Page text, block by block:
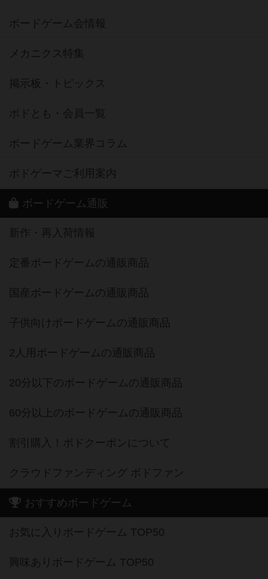
ボードゲーム会情報
メカニクス特集
掲示板・トピックス
ボドとも・会員一覧
ボードゲーム業界コラム
ボドゲーマご利用案内
ボードゲーム通販
新作・再入荷情報
定番ボードゲームの通販商品
国産ボードゲームの通販商品
子供向けボードゲームの通販商品
2人用ボードゲームの通販商品
20分以下のボードゲームの通販商品
60分以上のボードゲームの通販商品
割引購入！ボドクーポンについて
クラウドファンディング ボドファン
おすすめボードゲーム
お気に入りボードゲーム TOP50
興味ありボードゲーム TOP50